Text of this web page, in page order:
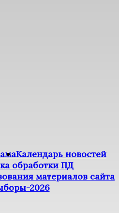
Календарь новостей
обработки ПД
материалов сайта
2026